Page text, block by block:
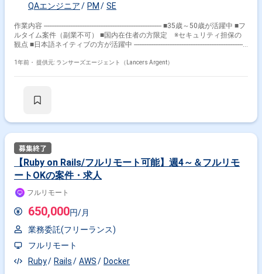
QAエンジニア
PM SE
作業内容 ------------------------------------------------------------------- ■35歳～50歳が活躍中 ■フ
ルタイム案件（副業不可） ■国内在住者の方限定 ※セキュリティ担保の
観点 ■日本語ネイティブの方が活躍中 -----------------------------------------------------------------
の増員募集です。 システム開発において分析・振り返りを実施している
り返りから課題の洗い出し。 ・自社サービスの品質の見える化。 ▶︎具
開発工程が完了したのち、プロジェクト過程での改善点を洗い出します。
③：①・②の結果について、各チームと連携し改善のためのファシリテー
ト 上記を遂行するにあたって必要になる業務詳細は以下のとおりです。
・定期作業（現在の品質分析、プロジェクト分析、分析チームのファシ
・既存の月次の品質・コストレポート作成指示とその分析、改善提案。
ル、中長期的に狙えるキャリアステップ】 ★単一サービスで売上62億
験がいただけます。 大規模かつ開発のスピード感の速いプロダクトに関わ
ることができます。 競合の多い業界ながらも、常に新しい機能や価値を顧
客に提供し続けている事業に リアルタイムで携わりながら、今後もさらに
サービスが成長していくための仕組みを作るやりがいがあります。 どのよ
1年前・ 提供元: ランサーズエージェント（Lancers Argent）
【Ruby on Rails/フルリモート可能】週4～＆フルリモ
ートOKの案件・求人
フルリモート
650,000円/月
業務委託(フリーランス)
フルリモート
Ruby
Rails AWS Docker
掛け合わせ条件で絞り込む
フレームワークで絞り込む
Kotlin × Flutter
職種で絞り込む
Kotlin × スマホアプリエンジニア
Kotlin × アプリケーションエンジニア